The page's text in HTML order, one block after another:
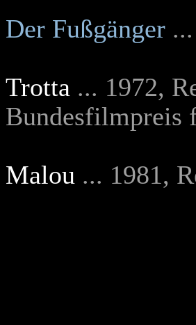
Der Fußgänger
Trotta ... 1972,
Bundesfilmpreis
Malou ... 1981,